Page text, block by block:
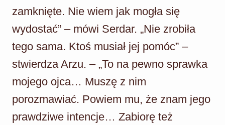
zamknięte. Nie wiem jak mogła się
wydostać” – mówi Serdar. „Nie zrobiła
tego sama. Ktoś musiał jej pomóc” –
stwierdza Arzu. – „To na pewno sprawka
mojego ojca… Muszę z nim
porozmawiać. Powiem mu, że znam jego
prawdziwe intencje… Zabiorę też